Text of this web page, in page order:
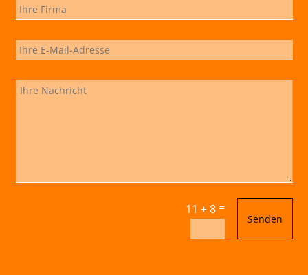
11 + 8=
Senden